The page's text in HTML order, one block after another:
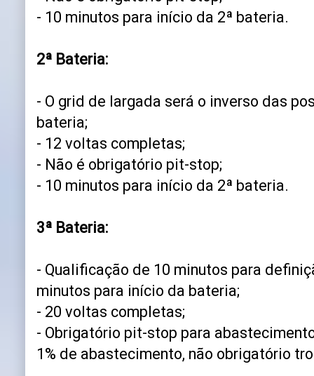
- 10 minutos para início da 2ª bateria.
2ª Bateria:
- O grid de largada será o inverso das
bateria;
- 12 voltas completas;
- Não é obrigatório pit-stop;
- 10 minutos para início da 2ª bateria.
3ª Bateria:
- Qualificação de 10 minutos para
minutos para início da bateria;
- 20 voltas completas;
- Obrigatório pit-stop para
1% de abastecimento, não obrigatório